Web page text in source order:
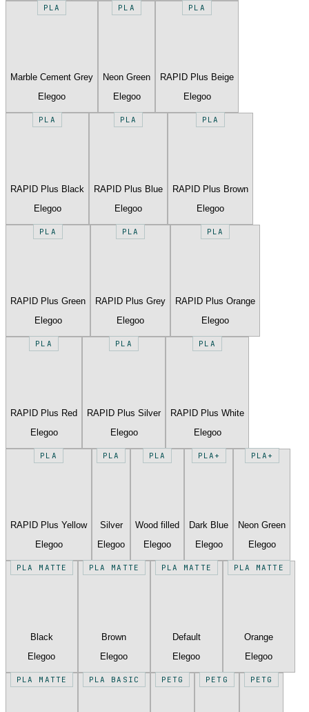
PLA
Marble Cement Grey
Elegoo
PLA
Neon Green
Elegoo
PLA
RAPID Plus Beige
Elegoo
PLA
RAPID Plus Black
Elegoo
PLA
RAPID Plus Blue
Elegoo
PLA
RAPID Plus Brown
Elegoo
PLA
RAPID Plus Green
Elegoo
PLA
RAPID Plus Grey
Elegoo
PLA
RAPID Plus Orange
Elegoo
PLA
RAPID Plus Red
Elegoo
PLA
RAPID Plus Silver
Elegoo
PLA
RAPID Plus White
Elegoo
PLA
RAPID Plus Yellow
Elegoo
PLA
Silver
Elegoo
PLA
Wood filled
Elegoo
PLA+
Dark Blue
Elegoo
PLA+
Neon Green
Elegoo
PLA MATTE
Black
Elegoo
PLA MATTE
Brown
Elegoo
PLA MATTE
Default
Elegoo
PLA MATTE
Orange
Elegoo
PLA MATTE PLA BASIC PETG PETG PETG